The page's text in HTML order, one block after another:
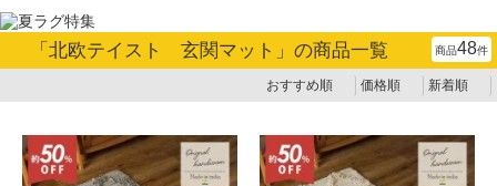
「 北欧テイスト 玄関マット 」の商品一覧 商品48件
おすすめ順 価格順 新着順